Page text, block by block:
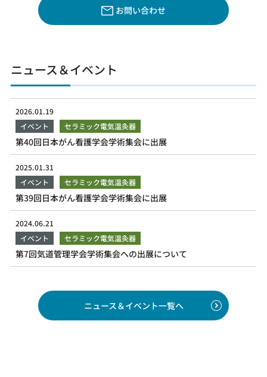
お問い合わせ
ニュース＆イベント
2026.01.19
イベント
セラミック電気温灸器
第40回日本がん看護学会学術集会に出展
2025.01.31
イベント
セラミック電気温灸器
第39回日本がん看護学会学術集会に出展
2024.06.21
イベント
セラミック電気温灸器
第7回気道管理学会学術集会への出展について
ニュース＆イベント一覧へ